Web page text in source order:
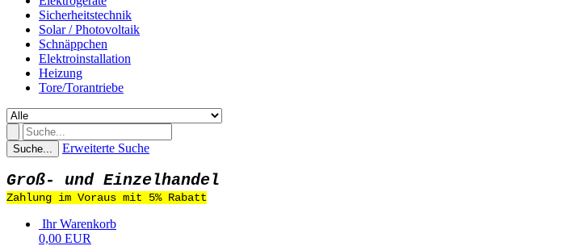
Sicherheitstechnik
Solar / Photovoltaik
Schnäppchen
Elektroinstallation
Heizung
Tore/Torantriebe
Suche... Erweiterte Suche
Groß- und Einzelhandel
Zahlung im Voraus mit 5% Rabatt
Ihr Warenkorb
0,00 EUR